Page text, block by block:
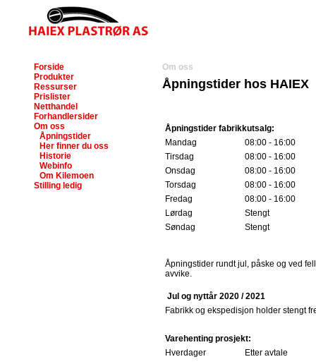
Forside
Produkter
Ressurser
Prislister
Netthandel
Forhandlersider
Om oss
Åpningstider
Her finner du oss
Historie
Webinfo
Om Kilemoen
Stilling ledig
Om oss
Åpningstider hos HAIEX
Åpningstider fabrikkutsalg:
Mandag
08:00 - 16:00
Tirsdag
08:00 - 16:00
Onsdag
08:00 - 16:00
Torsdag
08:00 - 16:00
Fredag
08:00 - 16:00
Lørdag
Stengt
Søndag
Stengt
Åpningstider rundt jul, påske og ved
avvike.
Jul og nyttår 2020 / 2021
Fabrikk og ekspedisjon holder stengt
Varehenting prosjekt:
Hverdager
Etter avtale